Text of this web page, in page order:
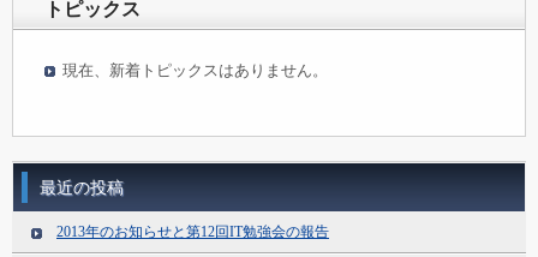
トピックス
現在、新着トピックスはありません。
最近の投稿
2013年のお知らせと第12回IT勉強会の報告